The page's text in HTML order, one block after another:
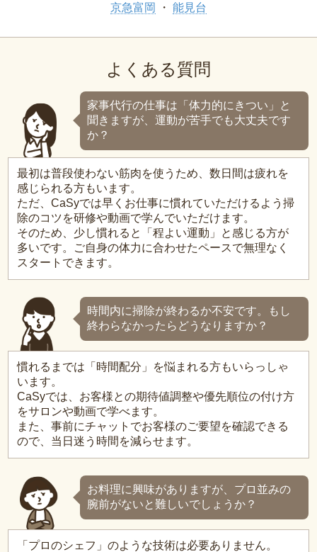
京急富岡
能見台
よくある質問
家事代行の仕事は「体力的にきつい」と
聞きますが、運動が苦手でも大丈夫です
か？
最初は普段使わない筋肉を使うため、数日間は疲れを
感じられる方もいます。
ただ、CaSyでは早くお仕事に慣れていただけるよう掃
除のコツを研修や動画で学んでいただけます。
そのため、少し慣れると「程よい運動」と感じる方が
多いです。ご自身の体力に合わせたペースで無理なく
スタートできます。
時間内に掃除が終わるか不安です。もし
終わらなかったらどうなりますか？
慣れるまでは「時間配分」を悩まれる方もいらっしゃ
います。
CaSyでは、お客様との期待値調整や優先順位の付け方
をサロンや動画で学べます。
また、事前にチャットでお客様のご要望を確認できる
ので、当日迷う時間を減らせます。
お料理に興味がありますが、プロ並みの
腕前がないと難しいでしょうか？
「プロのシェフ」のような技術は必要ありません。